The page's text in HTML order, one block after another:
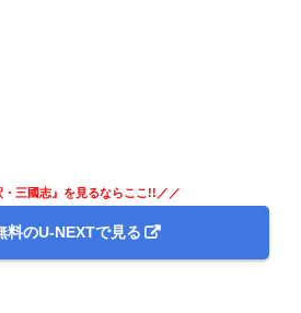
・三國志』を見るならここ!!／／
料のU-NEXTで見る